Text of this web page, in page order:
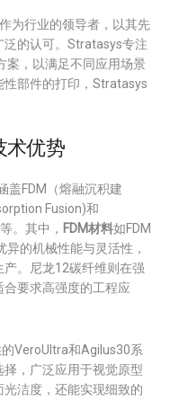
作为行业的领导者，以其先
的认可。Stratasys专注
案，以满足不同应用场景
性部件的打印，Stratasys
术优势
盖FDM（熔融沉积建
Fusion)和
。其中， FDM材料如FDM
异的机械性能与灵活性，
。尼龙12碳纤维则在强
要求高强度的工程应
VeroUltra和Agilus30系
，广泛应用于视觉原型
洁度，还能实现细致的